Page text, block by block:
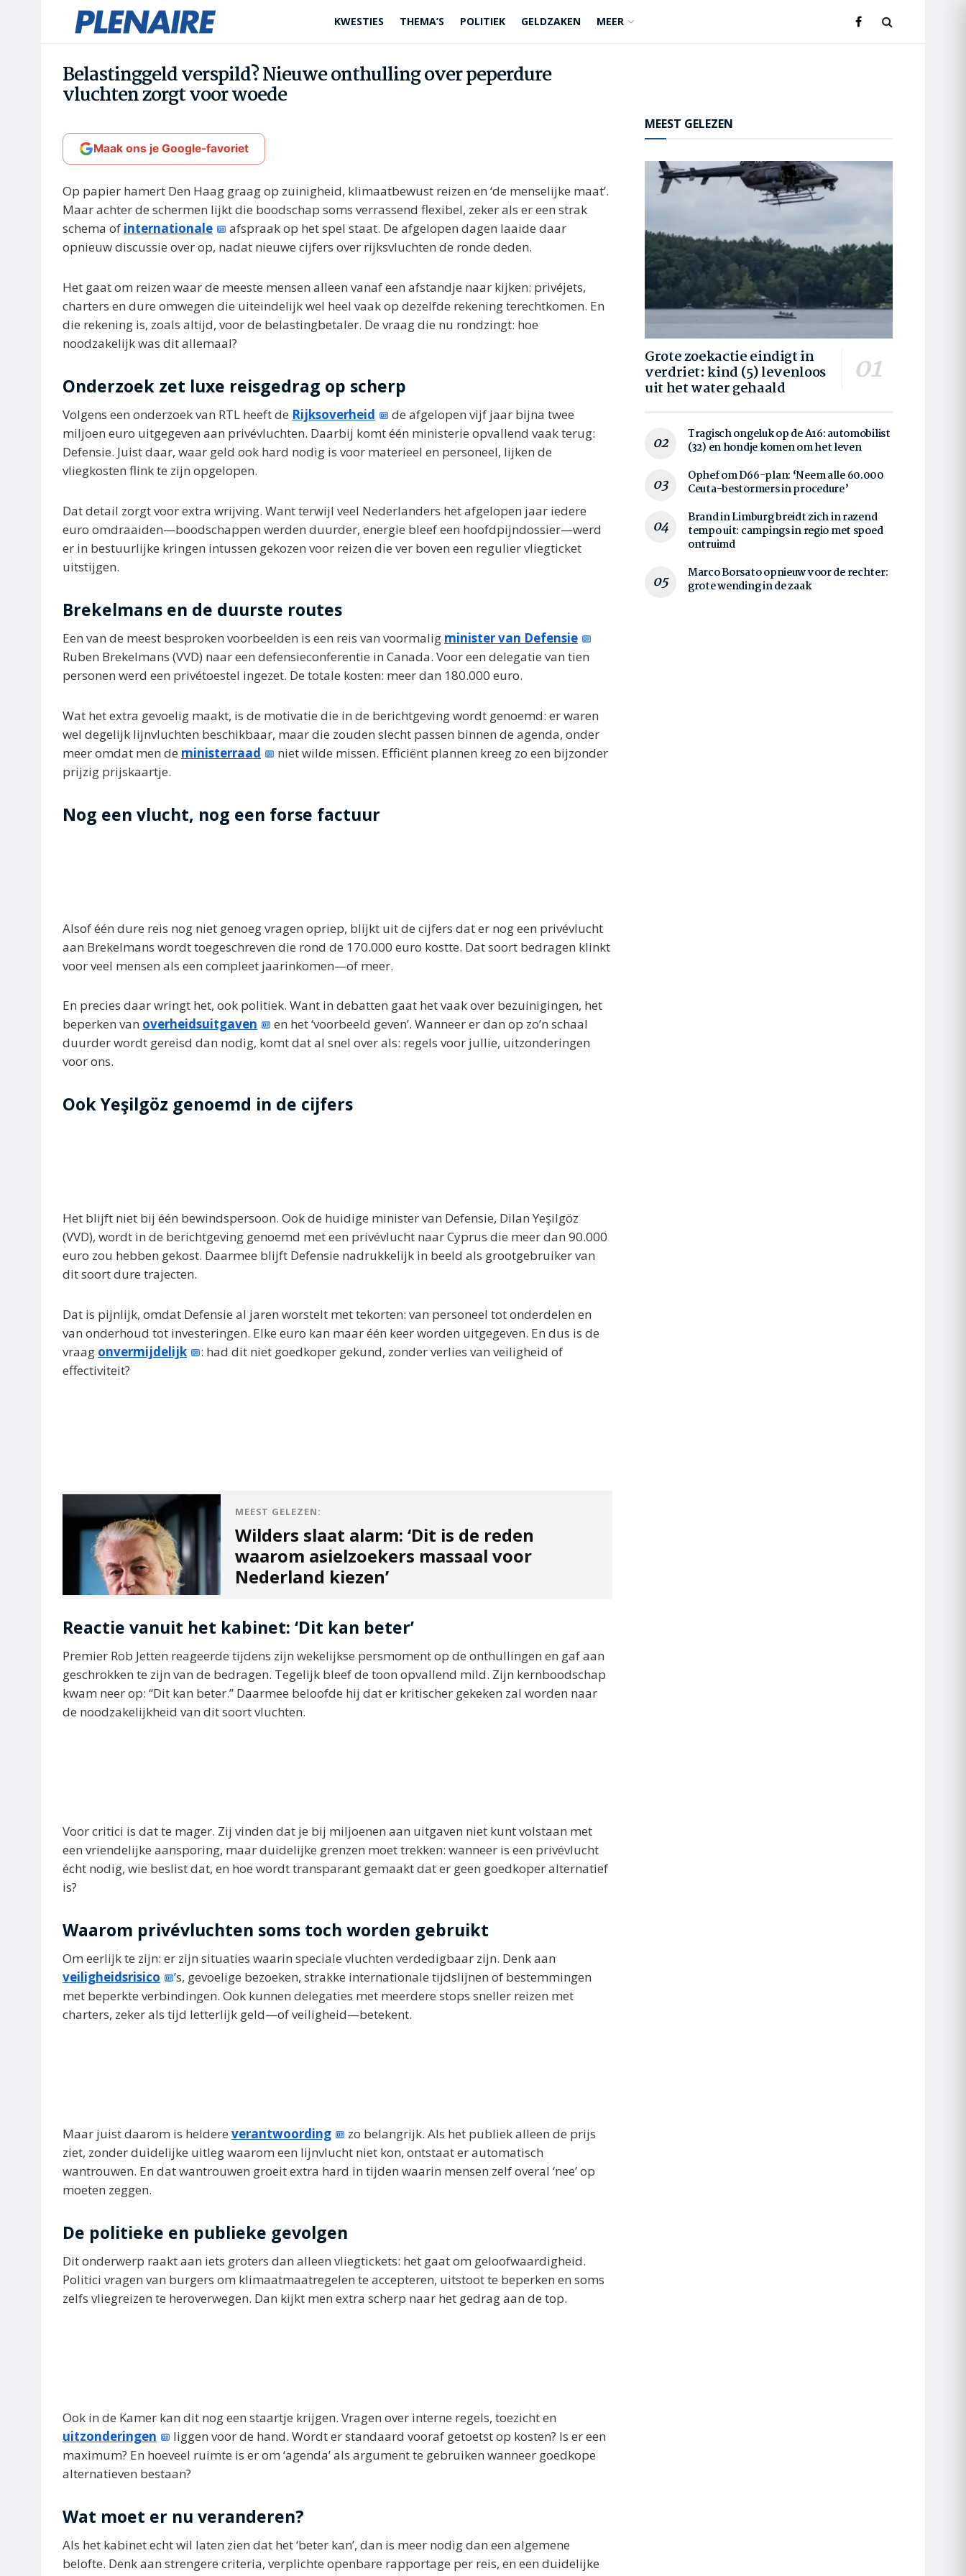
KWESTIES THEMA’S POLITIEK GELDZAKEN MEER
Belastinggeld verspild? Nieuwe onthulling over peperdure
vluchten zorgt voor woede
Maak ons je Google-favoriet
Op papier hamert Den Haag graag op zuinigheid, klimaatbewust reizen en ‘de menselijke maat’.
Maar achter de schermen lijkt die boodschap soms verrassend flexibel, zeker als er een strak
schema of internationale
afspraak op het spel staat. De afgelopen dagen laaide daar
opnieuw discussie over op, nadat nieuwe cijfers over rijksvluchten de ronde deden.
Het gaat om reizen waar de meeste mensen alleen vanaf een afstandje naar kijken: privéjets,
charters en dure omwegen die uiteindelijk wel heel vaak op dezelfde rekening terechtkomen. En
die rekening is, zoals altijd, voor de belastingbetaler. De vraag die nu rondzingt: hoe
noodzakelijk was dit allemaal?
Onderzoek zet luxe reisgedrag op scherp
Volgens een onderzoek van RTL heeft de Rijksoverheid
de afgelopen vijf jaar bijna twee
miljoen euro uitgegeven aan privévluchten. Daarbij komt één ministerie opvallend vaak terug:
Defensie. Juist daar, waar geld ook hard nodig is voor materieel en personeel, lijken de
vliegkosten flink te zijn opgelopen.
Dat detail zorgt voor extra wrijving. Want terwijl veel Nederlanders het afgelopen jaar iedere
euro omdraaiden—boodschappen werden duurder, energie bleef een hoofdpijndossier—werd
er in bestuurlijke kringen intussen gekozen voor reizen die ver boven een regulier vliegticket
uitstijgen.
Brekelmans en de duurste routes
Een van de meest besproken voorbeelden is een reis van voormalig minister van Defensie
Ruben Brekelmans (VVD) naar een defensieconferentie in Canada. Voor een delegatie van tien
personen werd een privétoestel ingezet. De totale kosten: meer dan 180.000 euro.
Wat het extra gevoelig maakt, is de motivatie die in de berichtgeving wordt genoemd: er waren
wel degelijk lijnvluchten beschikbaar, maar die zouden slecht passen binnen de agenda, onder
meer omdat men de ministerraad
niet wilde missen. Efficiënt plannen kreeg zo een bijzonder
prijzig prijskaartje.
Nog een vlucht, nog een forse factuur
Alsof één dure reis nog niet genoeg vragen opriep, blijkt uit de cijfers dat er nog een privévlucht
aan Brekelmans wordt toegeschreven die rond de 170.000 euro kostte. Dat soort bedragen klinkt
voor veel mensen als een compleet jaarinkomen—of meer.
En precies daar wringt het, ook politiek. Want in debatten gaat het vaak over bezuinigingen, het
beperken van overheidsuitgaven
en het ‘voorbeeld geven’. Wanneer er dan op zo’n schaal
duurder wordt gereisd dan nodig, komt dat al snel over als: regels voor jullie, uitzonderingen
voor ons.
Ook Yeşilgöz genoemd in de cijfers
Het blijft niet bij één bewindspersoon. Ook de huidige minister van Defensie, Dilan Yeşilgöz
(VVD), wordt in de berichtgeving genoemd met een privévlucht naar Cyprus die meer dan 90.000
euro zou hebben gekost. Daarmee blijft Defensie nadrukkelijk in beeld als grootgebruiker van
dit soort dure trajecten.
Dat is pijnlijk, omdat Defensie al jaren worstelt met tekorten: van personeel tot onderdelen en
van onderhoud tot investeringen. Elke euro kan maar één keer worden uitgegeven. En dus is de
vraag onvermijdelijk
: had dit niet goedkoper gekund, zonder verlies van veiligheid of
effectiviteit?
MEEST GELEZEN:
Wilders slaat alarm: ‘Dit is de reden
waarom asielzoekers massaal voor
Nederland kiezen’
Reactie vanuit het kabinet: ‘Dit kan beter’
Premier Rob Jetten reageerde tijdens zijn wekelijkse persmoment op de onthullingen en gaf aan
geschrokken te zijn van de bedragen. Tegelijk bleef de toon opvallend mild. Zijn kernboodschap
kwam neer op: “Dit kan beter.” Daarmee beloofde hij dat er kritischer gekeken zal worden naar
de noodzakelijkheid van dit soort vluchten.
Voor critici is dat te mager. Zij vinden dat je bij miljoenen aan uitgaven niet kunt volstaan met
een vriendelijke aansporing, maar duidelijke grenzen moet trekken: wanneer is een privévlucht
écht nodig, wie beslist dat, en hoe wordt transparant gemaakt dat er geen goedkoper alternatief
is?
Waarom privévluchten soms toch worden gebruikt
Om eerlijk te zijn: er zijn situaties waarin speciale vluchten verdedigbaar zijn. Denk aan
veiligheidsrisico
’s, gevoelige bezoeken, strakke internationale tijdslijnen of bestemmingen
met beperkte verbindingen. Ook kunnen delegaties met meerdere stops sneller reizen met
charters, zeker als tijd letterlijk geld—of veiligheid—betekent.
Maar juist daarom is heldere verantwoording
zo belangrijk. Als het publiek alleen de prijs
ziet, zonder duidelijke uitleg waarom een lijnvlucht niet kon, ontstaat er automatisch
wantrouwen. En dat wantrouwen groeit extra hard in tijden waarin mensen zelf overal ‘nee’ op
moeten zeggen.
De politieke en publieke gevolgen
Dit onderwerp raakt aan iets groters dan alleen vliegtickets: het gaat om geloofwaardigheid.
Politici vragen van burgers om klimaatmaatregelen te accepteren, uitstoot te beperken en soms
zelfs vliegreizen te heroverwegen. Dan kijkt men extra scherp naar het gedrag aan de top.
Ook in de Kamer kan dit nog een staartje krijgen. Vragen over interne regels, toezicht en
uitzonderingen
liggen voor de hand. Wordt er standaard vooraf getoetst op kosten? Is er een
maximum? En hoeveel ruimte is er om ‘agenda’ als argument te gebruiken wanneer goedkope
alternatieven bestaan?
Wat moet er nu veranderen?
Als het kabinet echt wil laten zien dat het ‘beter kan’, dan is meer nodig dan een algemene
belofte. Denk aan strengere criteria, verplichte openbare rapportage per reis, en een duidelijke
MEEST GELEZEN
Grote zoekactie eindigt in
verdriet: kind (5) levenloos
uit het water gehaald
Tragisch ongeluk op de A16: automobilist
(32) en hondje komen om het leven
Ophef om D66-plan: ‘Neem alle 60.000
Ceuta-bestormers in procedure’
Brand in Limburg breidt zich in razend
tempo uit: campings in regio met spoed
ontruimd
Marco Borsato opnieuw voor de rechter:
grote wending in de zaak